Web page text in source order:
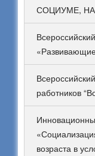
СОЦИУМЕ,
работников
возраста в